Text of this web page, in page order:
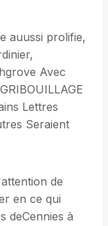
auussi prolifie,
Avec
Lettres
Seraient
de
en ce qui
deCennies à